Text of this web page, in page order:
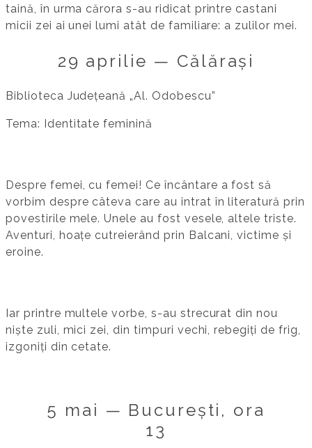
taină, în urma cărora s-au ridicat printre castani
micii zei ai unei lumi atât de familiare: a zulilor mei.
29 aprilie — Călărași
Biblioteca Județeană „Al. Odobescu”
Tema: Identitate feminină
Despre femei, cu femei! Ce încântare a fost să
vorbim despre câteva care au intrat în literatură prin
povestirile mele. Unele au fost vesele, altele triste.
Aventuri, hoațe cutreierând prin Balcani, victime și
eroine.
Iar printre multele vorbe, s-au strecurat din nou
niște zuli, mici zei, din timpuri vechi, rebegiți de frig,
izgoniți din cetate.
5 mai — București, ora
13